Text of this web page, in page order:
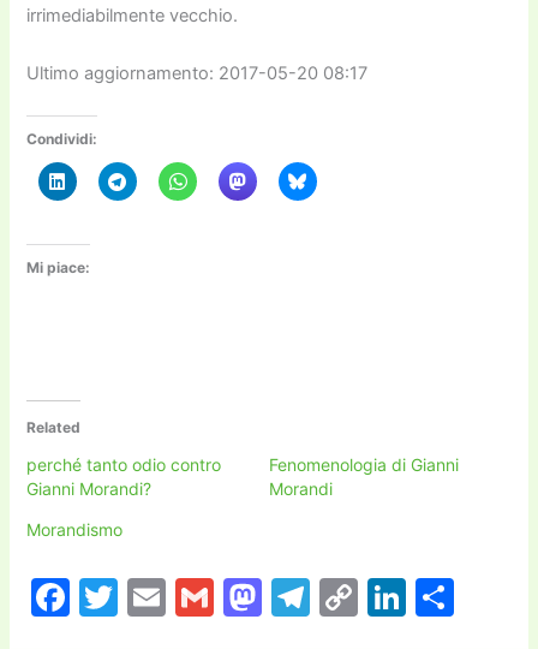
irrimediabilmente vecchio.
Ultimo aggiornamento: 2017-05-20 08:17
Condividi:
Mi piace:
Related
perché tanto odio contro
Gianni Morandi?
Fenomenologia di Gianni
Morandi
Morandismo
F
T
E
G
M T
C
Li